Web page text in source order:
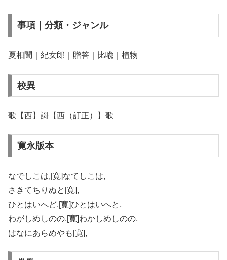
事項｜分類・ジャンル
夏相聞｜紀女郎｜贈答｜比喩｜植物
校異
歌【西】謌【西（訂正）】歌
寛永版本
なでしこは,[寛]なてしこは,
さきてちりぬと[寛],
ひとはいへど,[寛]ひとはいへと,
わがしめしのの,[寛]わかしめしのの,
はなにあらめやも[寛],